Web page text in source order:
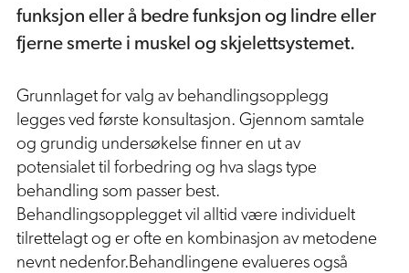
Fysioterapi for barn og ungdom
funksjon eller å bedre funksjon og lindre eller
fjerne smerte i muskel og skjelettsystemet.
Grunnlaget for valg av behandlingsopplegg
legges ved første konsultasjon. Gjennom samtale
og grundig undersøkelse finner en ut av
potensialet til forbedring og hva slags type
behandling som passer best.
Behandlingsopplegget vil alltid være individuelt
tilrettelagt og er ofte en kombinasjon av metodene
nevnt nedenfor.Behandlingene evalueres også